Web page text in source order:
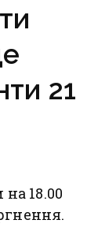
21
18.00